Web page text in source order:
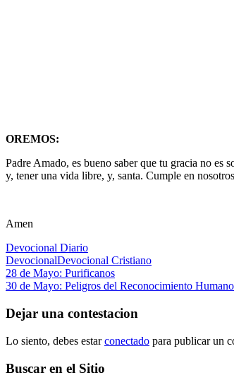
OREMOS:
Padre Amado, es bueno saber que tu gracia no es
y, tener una vida libre, y, santa. Cumple en
Amen
Devocional Diario
DevocionalDevocional Cristiano
Navegación
de
entradas
Entrada
anterior:
28 de Mayo: Purificanos
Siguiente
30 de Mayo: Peligros del Reconocimiento Humano
Dejar una contestacion
Lo siento, debes estarconectado para publicar un
Buscar en el Sitio